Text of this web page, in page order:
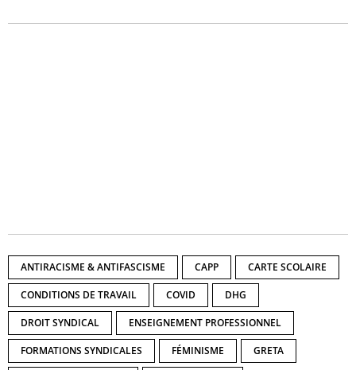
ANTIRACISME & ANTIFASCISME CAPP CARTE SCOLAIRE
CONDITIONS DE TRAVAIL COVID DHG
DROIT SYNDICAL ENSEIGNEMENT PROFESSIONNEL
FORMATIONS SYNDICALES FÉMINISME GRETA